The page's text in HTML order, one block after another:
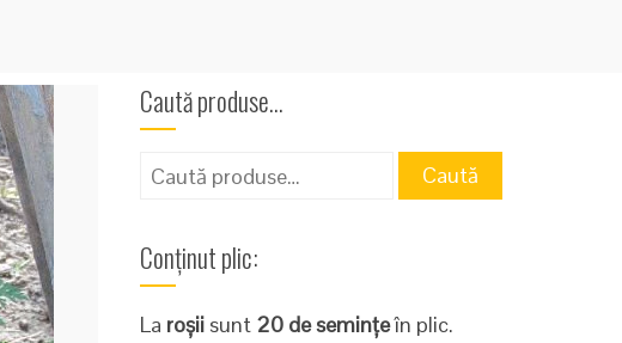
Caută produse…
Caută
Caută
Conținut plic:
La roșii sunt 20 de semințeîn plic.